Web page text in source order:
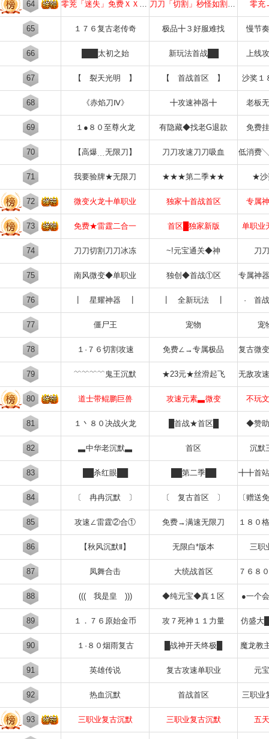
64 零茺「迷失」免费ＸＸＸＸＸ 刀刀「切割」秒怪如割草ＸＸ 零充
65 １７６复古老传奇 极品╋３好服难找 慢节
66 ███太初之始 新玩法首战██ 上线
67 【 裂天光明 】 【 首战首区 】 沙奖１
68 《赤焰刀Ⅳ》 ╋攻速神器╋ 老板
69 １●８０至尊火龙 有隐藏◆找老G退款 免费
70 【高爆﹍无限刀】 刀刀攻速刀刀吸血 低消费
71 我要验牌★无限刀 ★★★第二季★★ ★
72 微变火龙╋单职业 独家╋首战首区 专属
73 免费★雷霆二合一 首区█独家新版 单职业
74 刀刀切割刀刀冰冻 ~!元宝通关◆神 刀
75 南风微变◆单职业 独创◆首战①区 专属神
76 ┃ 星耀神器 ┃ ┃ 全新玩法 ┃ · 首
77 僵尸王 宠物 宠
78 １·７６切割攻速 免费∠→专属极品 复古微
79 ﹌﹌﹌﹌鬼王沉默 ★23元★丝滑起飞 无敌攻
80 道士带鲲鹏巨兽 攻速元素▃微变 不玩
81 １丶８０决战火龙 █首战★首区█ ◆赞
82 ▃中华老沉默▃ 首区 沉默
83 ██杀红眼██ ██第二季██ ╋╋首
84 〔 冉冉沉默 〕 〔 复古首区 〕 〔赠送
85 攻速∠雷霆②合① 免费→满速无限刀 １８０
86 【秋风沉默Ⅱ】 无限白*版本 三职
87 凤舞合击 大统战首区 ７６８
88 ((( 我是皇 ))) ◆纯元宝◆真１区 ●一个
89 １．７６原始金币 攻７死神１１力量 仿盛大
90 １·８０烟雨复古 █战神开天终极█ 魔龙教
91 英雄传说 复古攻速单职业 元
92 热血沉默 首战首区 三职业
93 三职业复古沉默 三职业复古沉默 五